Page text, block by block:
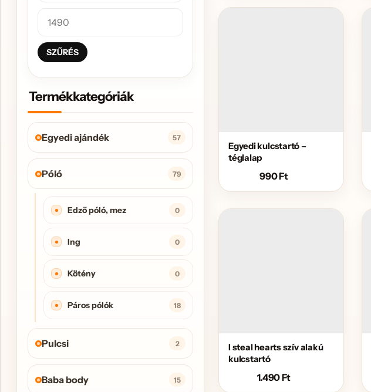
SZŰRÉS
Termékkategóriák
Egyedi ajándék 57
Póló 79
Edző póló, mez 0
Ing 0
Kötény 0
Páros pólók 18
Pulcsi 2
Baba body 15
Egyedi kulcstartó –
téglalap
990Ft
I steal hearts szív alakú
kulcstartó
1.490Ft